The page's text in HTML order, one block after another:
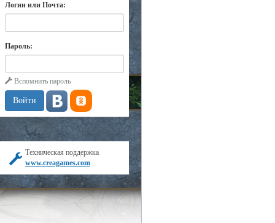
Логин или Почта:
Пароль:
Вспомнить пароль
Техническая поддержка
www.creagames.com